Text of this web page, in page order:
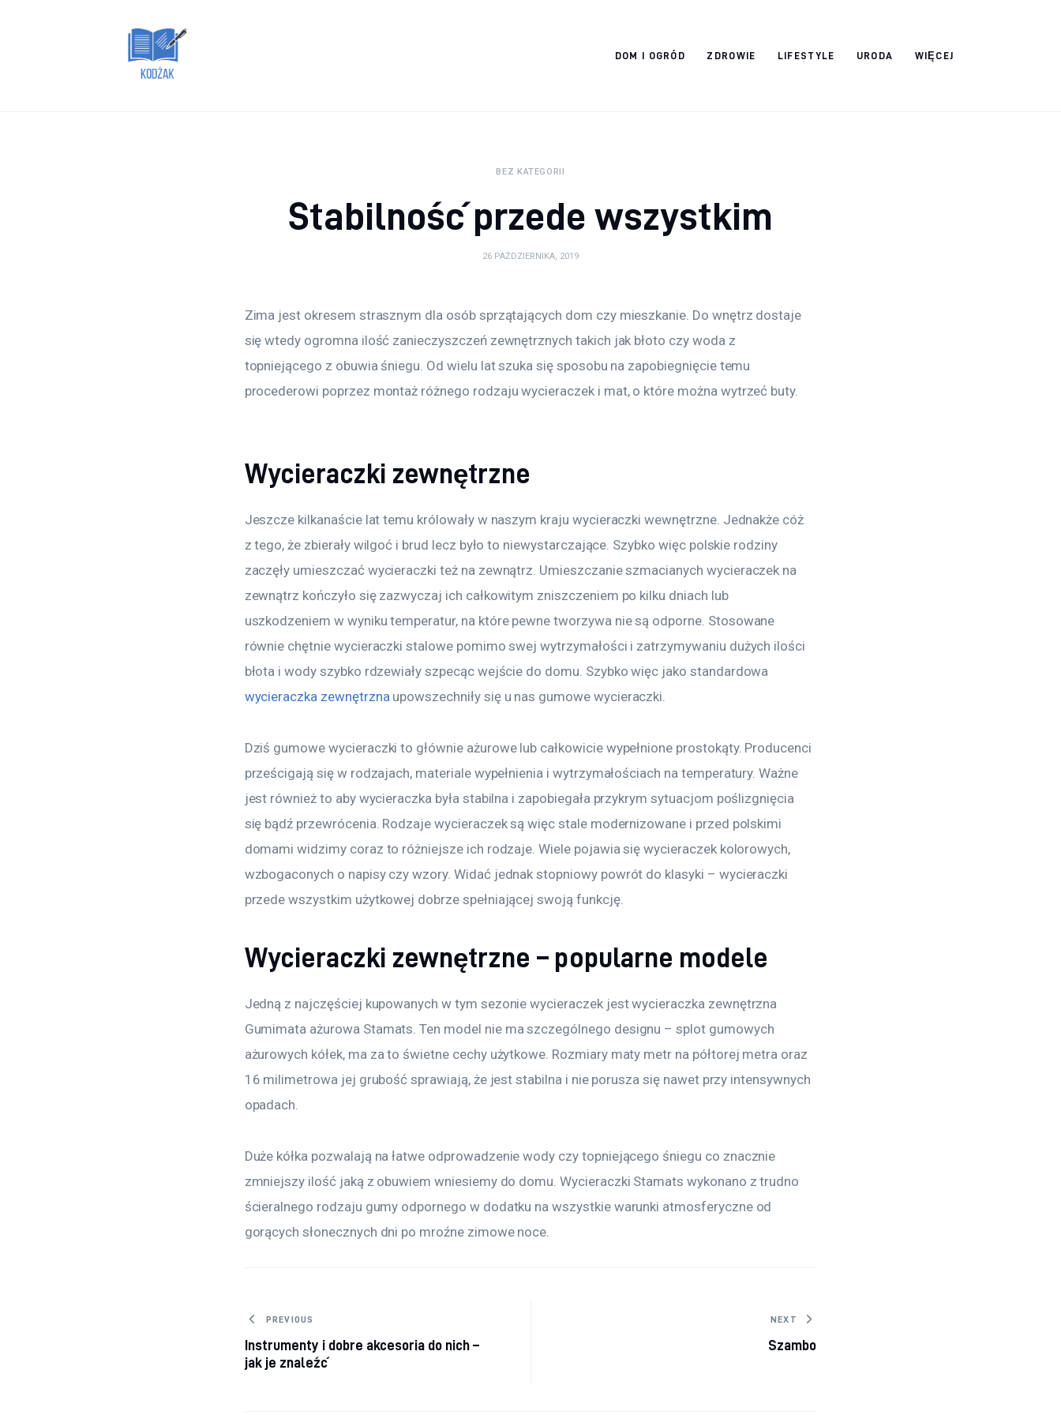
DOM I OGRÓD ZDROWIE LIFESTYLE URODA WIĘCEJ
BEZ KATEGORII
Stabilność przede wszystkim
26 PAŹDZIERNIKA, 2019
Zima jest okresem strasznym dla osób sprzątających dom czy mieszkanie. Do wnętrz dostaje
się wtedy ogromna ilość zanieczyszczeń zewnętrznych takich jak błoto czy woda z
topniejącego z obuwia śniegu. Od wielu lat szuka się sposobu na zapobiegnięcie temu
procederowi poprzez montaż różnego rodzaju wycieraczek i mat, o które można wytrzeć buty.
Wycieraczki zewnętrzne
Jeszcze kilkanaście lat temu królowały w naszym kraju wycieraczki wewnętrzne. Jednakże cóż
z tego, że zbierały wilgoć i brud lecz było to niewystarczające. Szybko więc polskie rodziny
zaczęły umieszczać wycieraczki też na zewnątrz. Umieszczanie szmacianych wycieraczek na
zewnątrz kończyło się zazwyczaj ich całkowitym zniszczeniem po kilku dniach lub
uszkodzeniem w wyniku temperatur, na które pewne tworzywa nie są odporne. Stosowane
równie chętnie wycieraczki stalowe pomimo swej wytrzymałości i zatrzymywaniu dużych ilości
błota i wody szybko rdzewiały szpecąc wejście do domu. Szybko więc jako standardowa
wycieraczka zewnętrzna upowszechniły się u nas gumowe wycieraczki.
Dziś gumowe wycieraczki to głównie ażurowe lub całkowicie wypełnione prostokąty. Producenci
prześcigają się w rodzajach, materiale wypełnienia i wytrzymałościach na temperatury. Ważne
jest również to aby wycieraczka była stabilna i zapobiegała przykrym sytuacjom poślizgnięcia
się bądź przewrócenia. Rodzaje wycieraczek są więc stale modernizowane i przed polskimi
domami widzimy coraz to różniejsze ich rodzaje. Wiele pojawia się wycieraczek kolorowych,
wzbogaconych o napisy czy wzory. Widać jednak stopniowy powrót do klasyki – wycieraczki
przede wszystkim użytkowej dobrze spełniającej swoją funkcję.
Wycieraczki zewnętrzne – popularne modele
Jedną z najczęściej kupowanych w tym sezonie wycieraczek jest wycieraczka zewnętrzna
Gumimata ażurowa Stamats. Ten model nie ma szczególnego designu – splot gumowych
ażurowych kółek, ma za to świetne cechy użytkowe. Rozmiary maty metr na półtorej metra oraz
16 milimetrowa jej grubość sprawiają, że jest stabilna i nie porusza się nawet przy intensywnych
opadach.
Duże kółka pozwalają na łatwe odprowadzenie wody czy topniejącego śniegu co znacznie
zmniejszy ilość jaką z obuwiem wniesiemy do domu. Wycieraczki Stamats wykonano z trudno
ścieralnego rodzaju gumy odpornego w dodatku na wszystkie warunki atmosferyczne od
gorących słonecznych dni po mroźne zimowe noce.
Nawigacja wpisu
PREVIOUS
Instrumenty i dobre akcesoria do nich –
jak je znaleźć
NEXT
Szambo